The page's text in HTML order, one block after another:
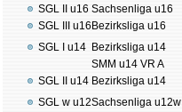
SGL II u16
SGL III u16
SGL I u14
SGL II u14
SGL w u12
Sachsenliga u16
Bezirksliga u16
Bezirksliga u14
SMM u14 VR A
Bezirksliga u14
Sachsenliga u12w